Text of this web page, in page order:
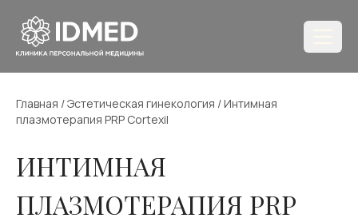
Главная /Эстетическая гинекология /Интимная
плазмотерапия PRP Cortexil
ИНТИМНАЯ
ПЛАЗМОТЕРАПИЯ PRP